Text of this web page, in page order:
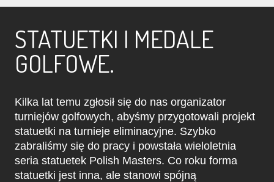
STATUETKI I MEDALE
GOLFOWE.
Kilka lat temu zgłosił się do nas organizator
turniejów golfowych, abyśmy przygotowali projekt
statuetki na turnieje eliminacyjne. Szybko
zabraliśmy się do pracy i powstała wieloletnia
seria statuetek Polish Masters. Co roku forma
statuetki jest inna, ale stanowi spójną